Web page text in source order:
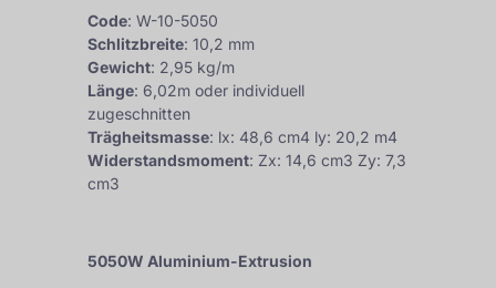
Code: W-10-5050
Schlitzbreite: 10,2 mm
Gewicht: 2,95 kg/m
Länge: 6,02m oder individuell
zugeschnitten
Trägheitsmasse: lx: 48,6 cm4 ly: 20,2 m4
Widerstandsmoment: Zx: 14,6 cm3 Zy: 7,3
cm3
5050W Aluminium-Extrusion